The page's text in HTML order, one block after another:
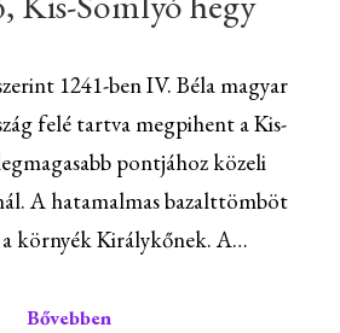
1241-ben IV. Béla magyar
felé tartva megpihent a Kis-
pontjához közeli
A hatamalmas bazalttömböt
a környék Királykőnek. A…
Bővebben